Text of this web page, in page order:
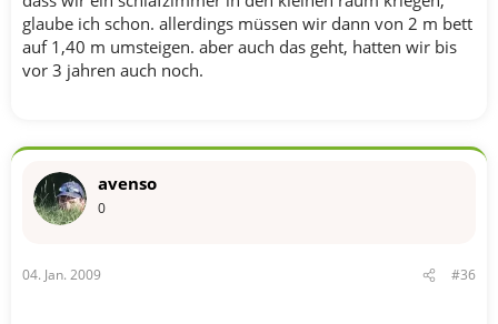
glaube ich schon. allerdings müssen wir dann von 2 m bett
auf 1,40 m umsteigen. aber auch das geht, hatten wir bis
vor 3 jahren auch noch.
avenso
0
04. Jan. 2009 #36